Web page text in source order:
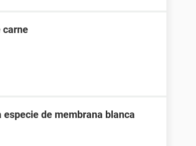
carne
de membrana blanca